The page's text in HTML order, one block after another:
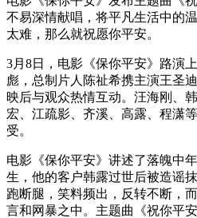
不易深情献唱，将平凡生活中的
太难，那么就祝愿你平安。
3月8日，电影《保你平安》路演
彪，总制片人陈祉希携主演王圣
映后与观众热情互动。汪海刚、
宏、江疏影、齐溪、高露、程潇
受。
电影《保你平安》讲述了落魄中
生，他的客户韩露过世后被造谣
跑断腿，笑料频出，反转不断，
言和网暴之中。主题曲《祝你平